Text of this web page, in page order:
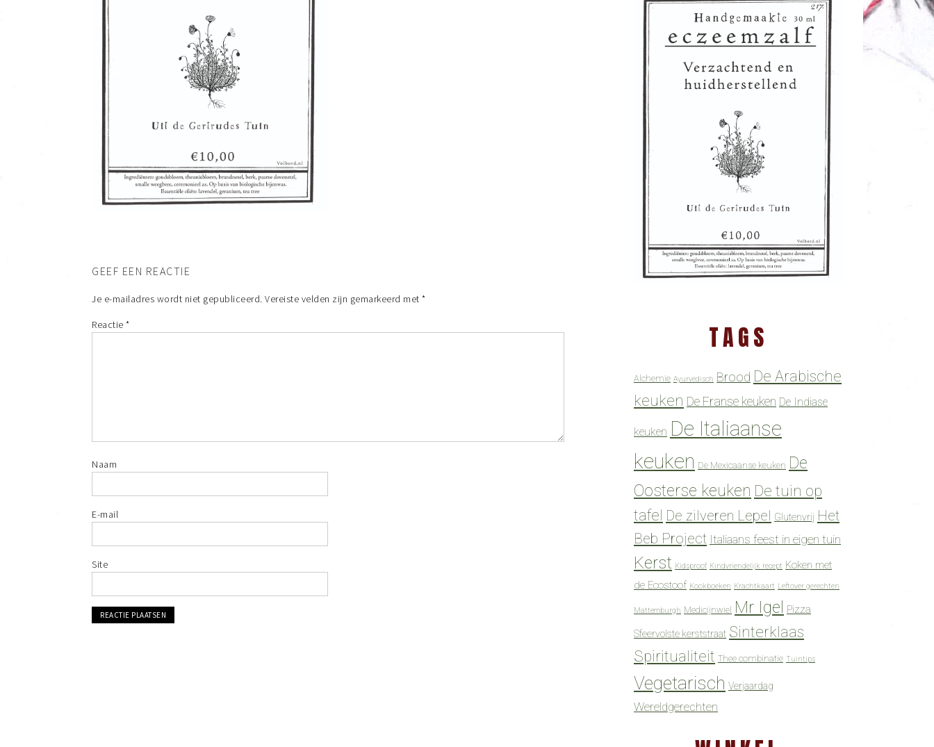
GEEF EEN REACTIE
Je e-mailadres wordt niet gepubliceerd. Vereiste velden zijn gemarkeerd met *
Reactie *
Naam
E-mail
Site
TAGS
Alchemie Ayurvedisch Brood De Arabische
keuken De Franse keuken De Indiase
keuken De Italiaanse
keuken De Mexicaanse keuken De
Oosterse keuken De tuin op
tafel De zilveren Lepel Glutenvrij Het
Beb Project Italiaans feest in eigen tuin
Kerst Kidsproof Kindvriendelijk recept Koken met
de Ecostoof Kookboeken Krachtkaart Leftover gerechten
Mattemburgh Medicijnwiel Mr Igel Pizza
Sfeervolste kerststraat Sinterklaas
Spiritualiteit Thee combinatie Tuintips
Vegetarisch Verjaardag
Wereldgerechten